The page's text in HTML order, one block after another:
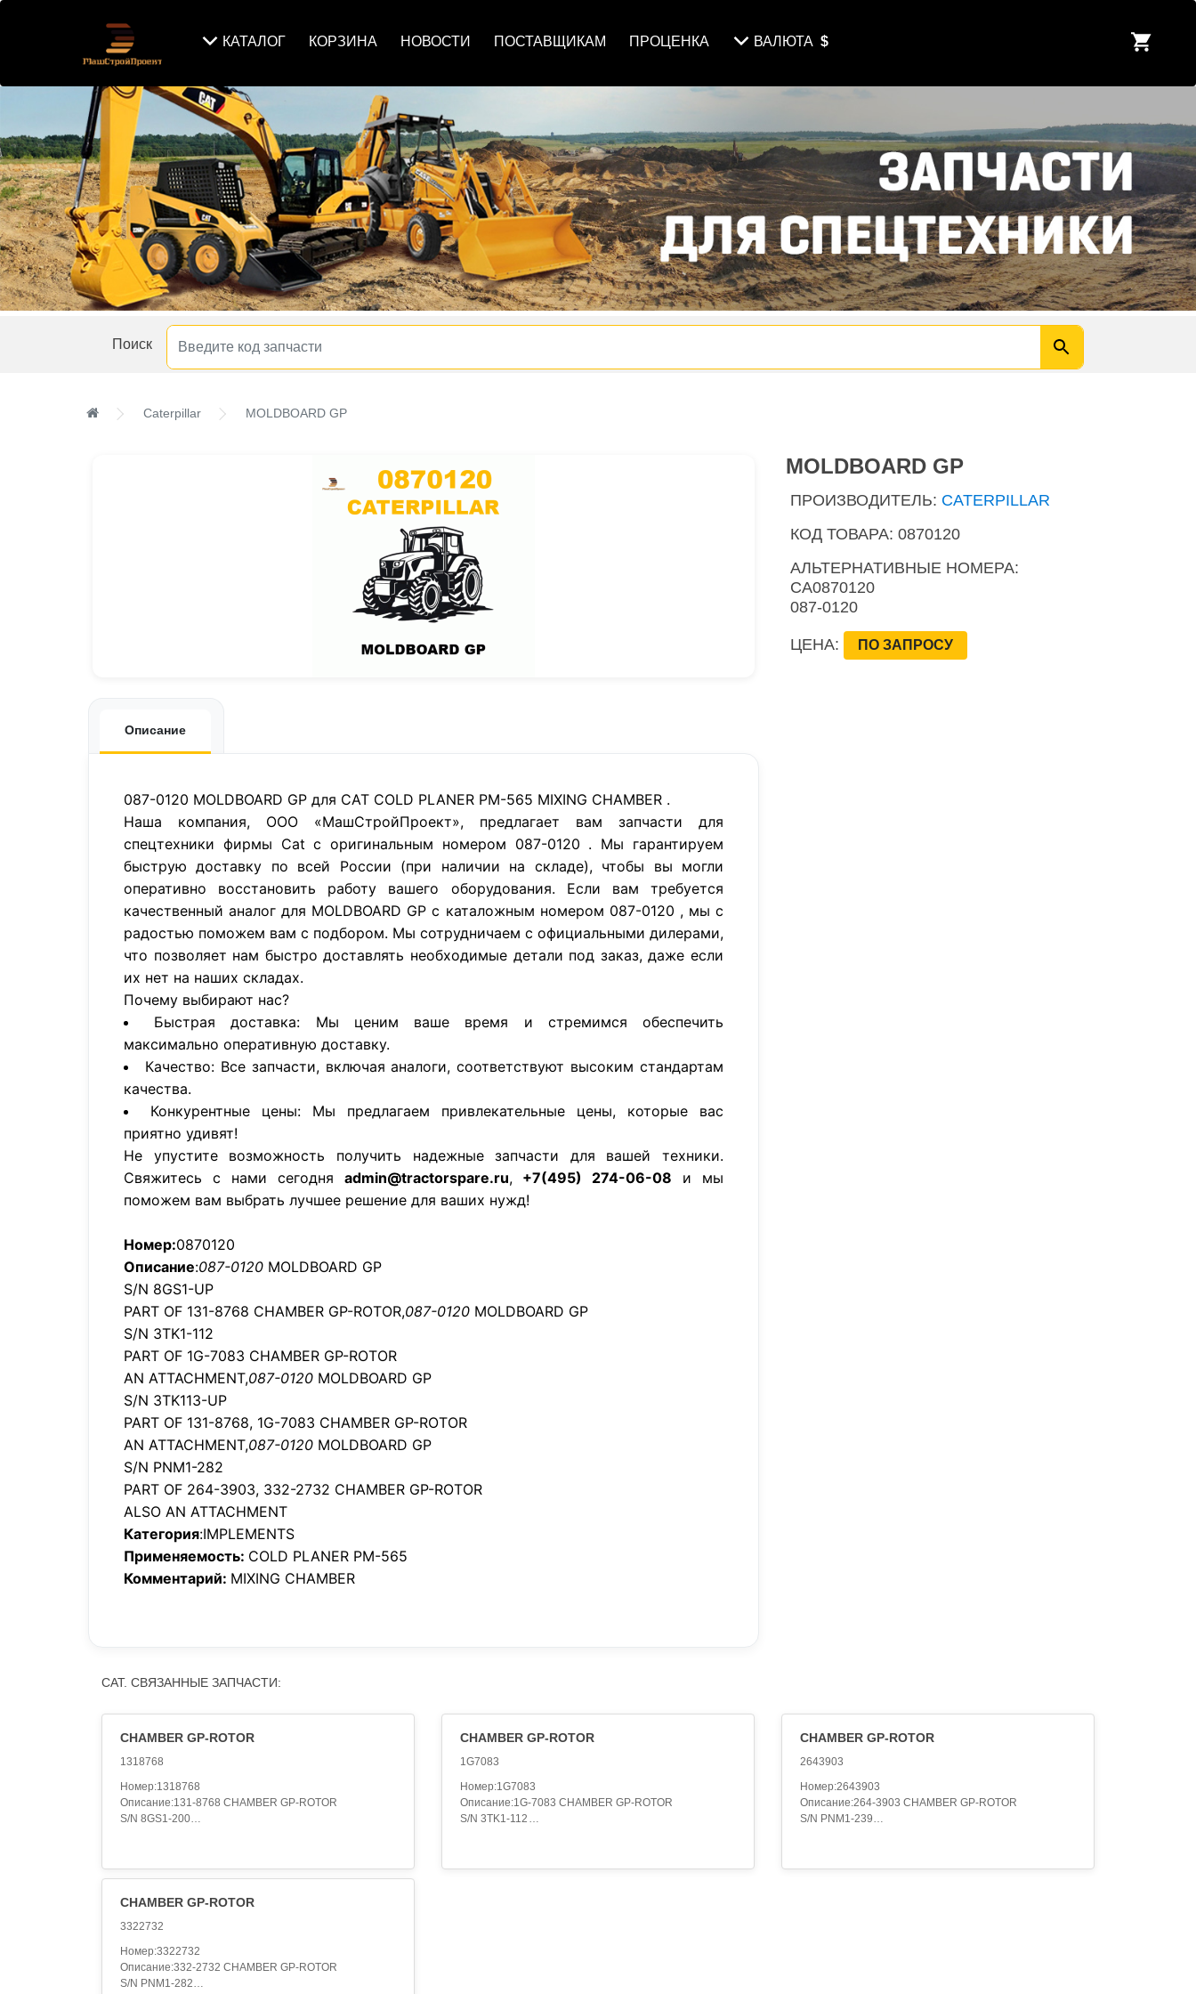
КАТАЛОГ КОРЗИНА НОВОСТИ ПОСТАВЩИКАМ ПРОЦЕНКА ВАЛЮТА $
Поиск
Caterpillar MOLDBOARD GP
Описание
087-0120 MOLDBOARD GP для CAT COLD PLANER PM-565 MIXING CHAMBER .
Наша компания, ООО «МашСтройПроект», предлагает вам запчасти для
спецтехники фирмы Cat с оригинальным номером 087-0120 . Мы гарантируем
быструю доставку по всей России (при наличии на складе), чтобы вы могли
оперативно восстановить работу вашего оборудования. Если вам требуется
качественный аналог для MOLDBOARD GP с каталожным номером 087-0120 , мы с
радостью поможем вам с подбором. Мы сотрудничаем с официальными дилерами,
что позволяет нам быстро доставлять необходимые детали под заказ, даже если
их нет на наших складах.
Почему выбирают нас?
Быстрая доставка: Мы ценим ваше время и стремимся обеспечить
максимально оперативную доставку.
Качество: Все запчасти, включая аналоги, соответствуют высоким стандартам
качества.
Конкурентные цены: Мы предлагаем привлекательные цены, которые вас
приятно удивят!
Не упустите возможность получить надежные запчасти для вашей техники.
Свяжитесь с нами сегодня admin@tractorspare.ru, +7(495) 274-06-08 и мы
поможем вам выбрать лучшее решение для ваших нужд!
Номер:0870120
Описание:087-0120 MOLDBOARD GP
S/N 8GS1-UP
PART OF 131-8768 CHAMBER GP-ROTOR,087-0120 MOLDBOARD GP
S/N 3TK1-112
PART OF 1G-7083 CHAMBER GP-ROTOR
AN ATTACHMENT,087-0120 MOLDBOARD GP
S/N 3TK113-UP
PART OF 131-8768, 1G-7083 CHAMBER GP-ROTOR
AN ATTACHMENT,087-0120 MOLDBOARD GP
S/N PNM1-282
PART OF 264-3903, 332-2732 CHAMBER GP-ROTOR
ALSO AN ATTACHMENT
Категория:IMPLEMENTS
Применяемость: COLD PLANER PM-565
Комментарий: MIXING CHAMBER
MOLDBOARD GP
ПРОИЗВОДИТЕЛЬ: CATERPILLAR
КОД ТОВАРА: 0870120
АЛЬТЕРНАТИВНЫЕ НОМЕРА:
CA0870120
087-0120
ЦЕНА: ПО ЗАПРОСУ
CAT. СВЯЗАННЫЕ ЗАПЧАСТИ:
CHAMBER GP-ROTOR
1318768
Номер:1318768
Описание:131-8768 CHAMBER GP-ROTOR
S/N 8GS1-200
S/N 8GS201-259
PART OF 140-9456 ROTOR AR,131-8768 CHAMBER
GP-ROTOR
PART OF 140-9456 ROTOR AR,131-8768 CHAMBER
GP-ROTOR
S/N 3TK113-UP
PART OF 7R-7643 ROTOR AR
CHAMBER GP-ROTOR
1G7083
Номер:1G7083
Описание:1G-7083 CHAMBER GP-ROTOR
S/N 3TK1-112
AN ATTACHMENT,1G-7083 CHAMBER GP-ROTOR
CHAMBER GP-ROTOR
2643903
Номер:2643903
Описание:264-3903 CHAMBER GP-ROTOR
S/N PNM1-239
CHAMBER GP-ROTOR
3322732
Номер:3322732
Описание:332-2732 CHAMBER GP-ROTOR
S/N PNM1-282